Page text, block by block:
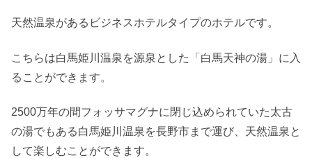
天然温泉があるビジネスホテルタイプのホテルです。
こちらは白馬姫川温泉を源泉とした「白馬天神の湯」に入
ることができます。
2500万年の間フォッサマグナに閉じ込められていた太古
の湯でもある白馬姫川温泉を長野市まで運び、天然温泉と
して楽しむことができます。